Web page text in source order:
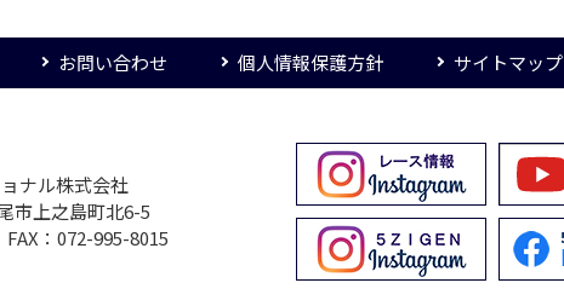
お問い合わせ 個人情報保護方針 サイトマップ
ナル株式会社
市上之島町北6-5
：072-995-8015